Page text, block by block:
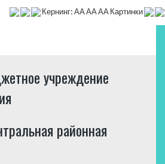
Кернинг: АААААА Картинки
учреждение
районная